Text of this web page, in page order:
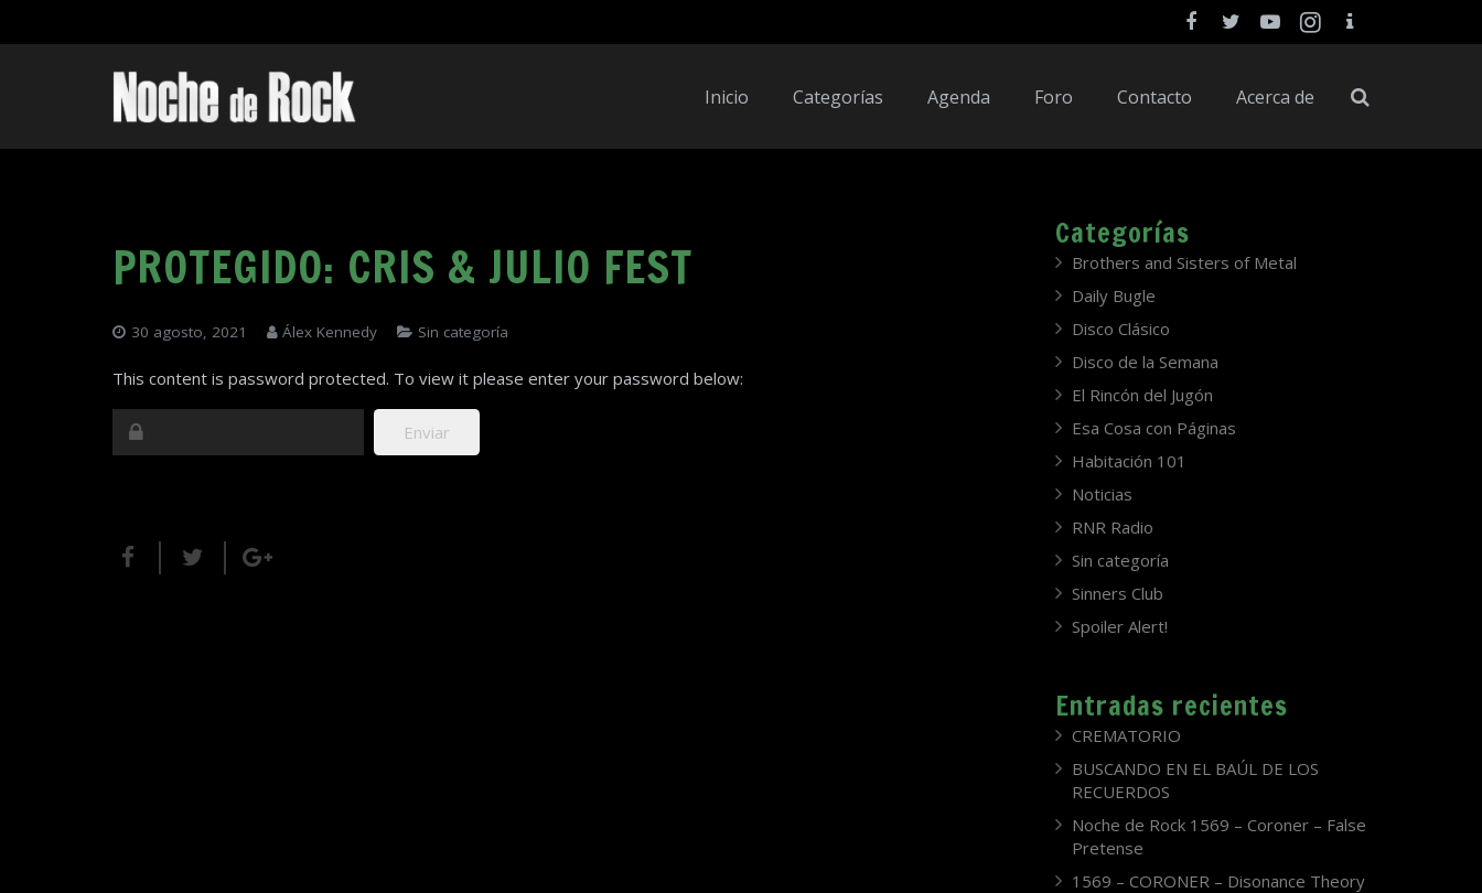
Inicio Categorías Agenda Foro Contacto Acerca de
PROTEGIDO: CRIS & JULIO FEST
30 agosto, 2021 Álex Kennedy Sin categoría
This content is password protected. To view it please enter your password below:
Enviar
Categorías
Brothers and Sisters of Metal
Daily Bugle
Disco Clásico
Disco de la Semana
El Rincón del Jugón
Esa Cosa con Páginas
Habitación 101
Noticias
RNR Radio
Sin categoría
Sinners Club
Spoiler Alert!
Entradas recientes
CREMATORIO
BUSCANDO EN EL BAÚL DE LOS
RECUERDOS
Noche de Rock 1569 – Coroner – False
Pretense
1569 – CORONER – Disonance Theory